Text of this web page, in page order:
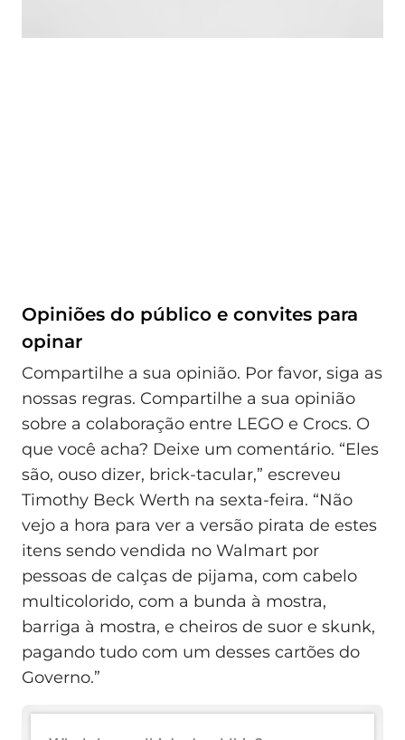
Opiniões do público e convites para
opinar
Compartilhe a sua opinião. Por favor, siga as
nossas regras. Compartilhe a sua opinião
sobre a colaboração entre LEGO e Crocs. O
que você acha? Deixe um comentário. “Eles
são, ouso dizer, brick-tacular,” escreveu
Timothy Beck Werth na sexta-feira. “Não
vejo a hora para ver a versão pirata de estes
itens sendo vendida no Walmart por
pessoas de calças de pijama, com cabelo
multicolorido, com a bunda à mostra,
barriga à mostra, e cheiros de suor e skunk,
pagando tudo com um desses cartões do
Governo.”